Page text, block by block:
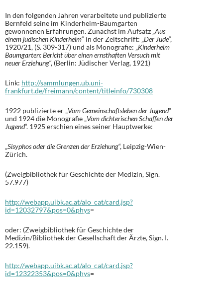
In den folgenden Jahren verarbeitete und publizierte
Bernfeld seine im Kinderheim-Baumgarten
gewonnenen Erfahrungen. Zunächst im Aufsatz „Aus
einem jüdischen Kinderheim“ in der Zeitschrift: „Der Jude“,
1920/21, (S. 309-317) und als Monografie: „Kinderheim
Baumgarten: Bericht über einen ernsthaften Versuch mit
neuer Erziehung“, (Berlin: Jüdischer Verlag, 1921)
Link: http://sammlungen.ub.uni-
frankfurt.de/freimann/content/titleinfo/730308
1922 publizierte er „Vom Gemeinschaftsleben der Jugend“
und 1924 die Monografie „Vom dichterischen Schaffen der
Jugend“. 1925 erschien eines seiner Hauptwerke:
„Sisyphos oder die Grenzen der Erziehung“, Leipzig-Wien-
Zürich.
(Zweigbibliothek für Geschichte der Medizin, Sign.
57.977)
http://webapp.uibk.ac.at/alo_cat/card.jsp?
id=12032797&pos=0&phys=
oder: (Zweigbibliothek für Geschichte der
Medizin/Bibliothek der Gesellschaft der Ärzte, Sign. I.
22.159).
http://webapp.uibk.ac.at/alo_cat/card.jsp?
id=12322353&pos=0&phys=